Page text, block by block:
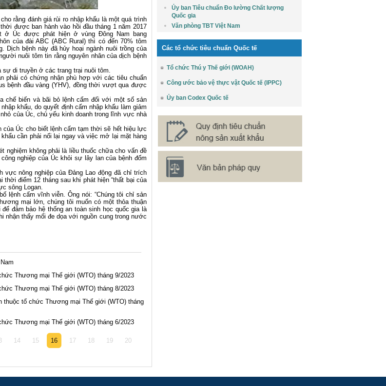
rằng đánh giá rủi ro nhập khẩu là một quá trình
được ban hành vào hồi đầu tháng 1 năm 2017
ở Úc được phát hiện ở vùng Đông Nam bang
của đài ABC (ABC Rural) thì có đến 70% tôm
bệnh này đã hủy hoại ngành nuôi trồng của
nuôi tôm tin rằng nguyên nhân của dịch bệnh
sự di truyền ở các trang trại nuôi tôm.
có chứng nhận phù hợp với các tiêu chuẩn
bệnh đầu vàng (YHV), đồng thời vượt qua được
chế biến và bãi bỏ lệnh cấm đối với một số sản
khẩu, do quyết định cấm nhập khẩu làm giảm
của Úc, chủ yếu kinh doanh trong lĩnh vực nhà
của Úc cho biết lệnh cấm tạm thời sẽ hết hiệu lực
cần phải nối lại ngay và việc mở lại mặt hàng
nghiệm không phải là liều thuốc chữa cho vấn đề
nghiệp của Úc khỏi sự lây lan của bệnh đốm
vực nông nghiệp của Đảng Lao động đã chỉ trích
điểm 12 tháng sau khi phát hiện “thất bại của
sông Logan.
lệnh cấm vĩnh viễn. Ông nói: “Chúng tôi chỉ sản
mại lớn, chúng tôi muốn có một thỏa thuận
đảm bảo hệ thống an toàn sinh học quốc gia là
nhận thấy mối đe dọa với nguồn cung trong nước
Thương mại Thế giới (WTO) tháng 9/2023
Thương mại Thế giới (WTO) tháng 8/2023
tổ chức Thương mại Thế giới (WTO) tháng
Thương mại Thế giới (WTO) tháng 6/2023
14 15 16 17 18 19 20
Ủy ban Tiêu chuẩn Đo lường Chất lượng
Quốc gia
Văn phòng TBT Việt Nam
Các tổ chức tiêu chuẩn Quốc tế
Tổ chức Thú y Thế giới (WOAH)
Công ước bảo vệ thực vật Quốc tế (IPPC)
Ủy ban Codex Quốc tế